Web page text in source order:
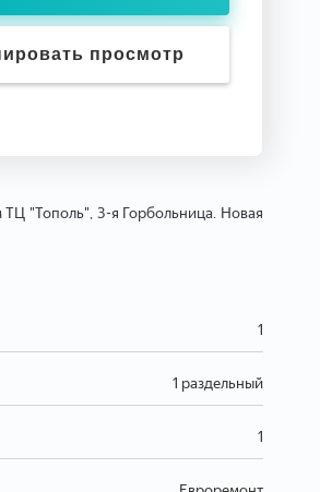
просмотр
"Тополь", 3-я Горбольница. Новая
1
1 раздельный
1